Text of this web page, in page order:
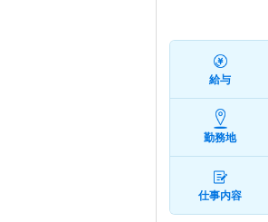
給与
勤務地
仕事内容